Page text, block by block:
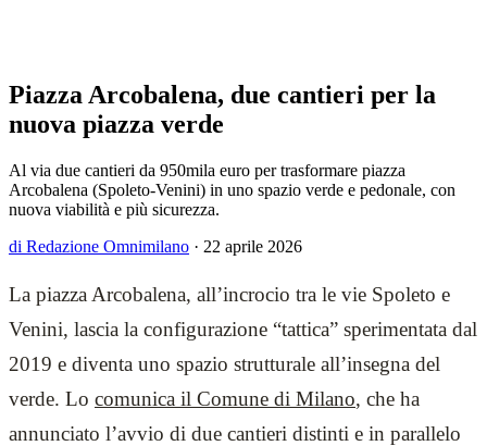
Piazza Arcobalena, due cantieri per la
nuova piazza verde
Al via due cantieri da 950mila euro per trasformare piazza
Arcobalena (Spoleto-Venini) in uno spazio verde e pedonale, con
nuova viabilità e più sicurezza.
di Redazione Omnimilano · 22 aprile 2026
La piazza Arcobalena, all’incrocio tra le vie Spoleto e
Venini, lascia la configurazione “tattica” sperimentata dal
2019 e diventa uno spazio strutturale all’insegna del
verde. Lo comunica il Comune di Milano, che ha
annunciato l’avvio di due cantieri distinti e in parallelo